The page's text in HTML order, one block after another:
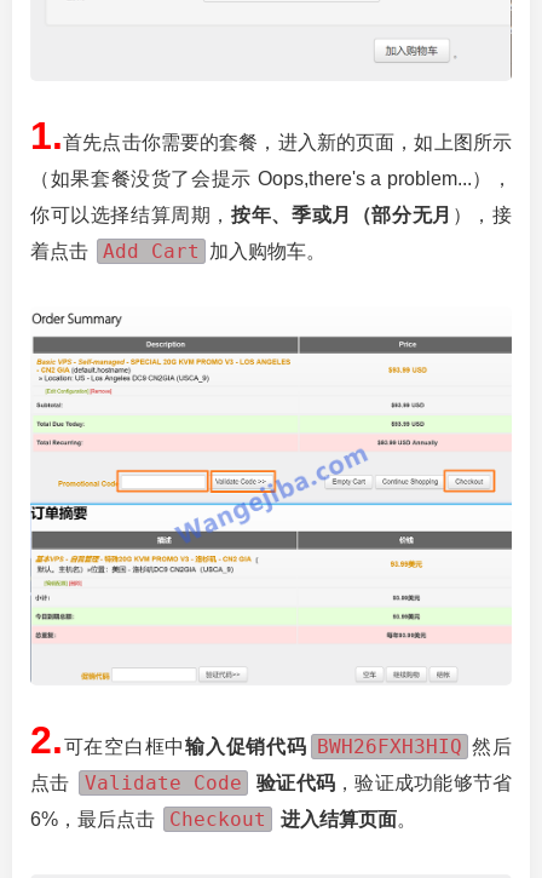
1.首先点击你需要的套餐，进入新的页面，如上图所示
（如果套餐没货了会提示 Oops,there's a problem...），
你可以选择结算周期，按年、季或月（部分无月 ），接
着点击
Add Cart 加入购物车。
2.可在空白框中输入促销代码 BWH26FXH3HIQ 然后
点击
Validate Code 验证代码 ，验证成功能够节省
6%，最后点击
Checkout 进入结算页面。